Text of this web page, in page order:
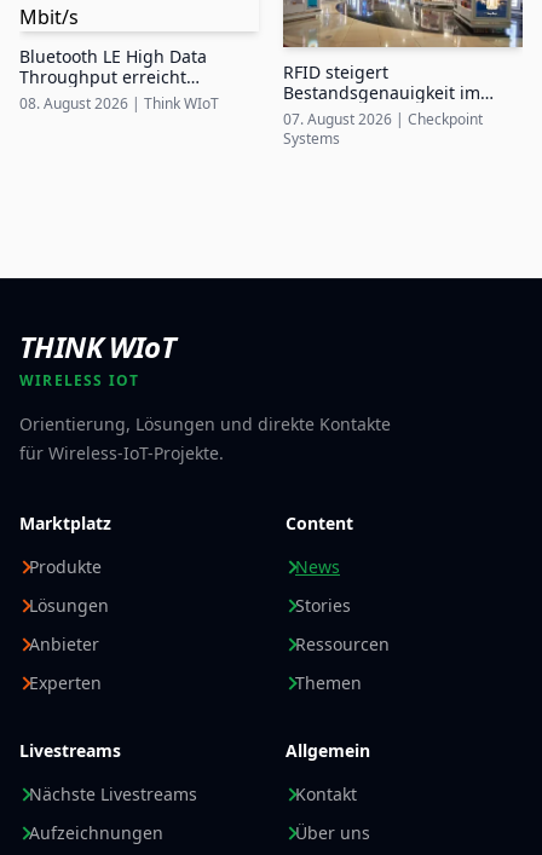
Bluetooth LE High Data
Throughput erreicht
Datenraten von bis zu 7,5
Mbit/s
08. August 2026 | Think WIoT
RFID steigert
Bestandsgenauigkeit im
Airport Duty-Free auf bis zu
99%
07. August 2026 | Checkpoint
Systems
THINK WIoT
WIRELESS IOT
Orientierung, Lösungen und direkte Kontakte
für Wireless-IoT-Projekte.
Marktplatz
Produkte
Lösungen
Anbieter
Experten
Content
News
Stories
Ressourcen
Themen
Livestreams
Nächste Livestreams
Aufzeichnungen
Allgemein
Kontakt
Über uns